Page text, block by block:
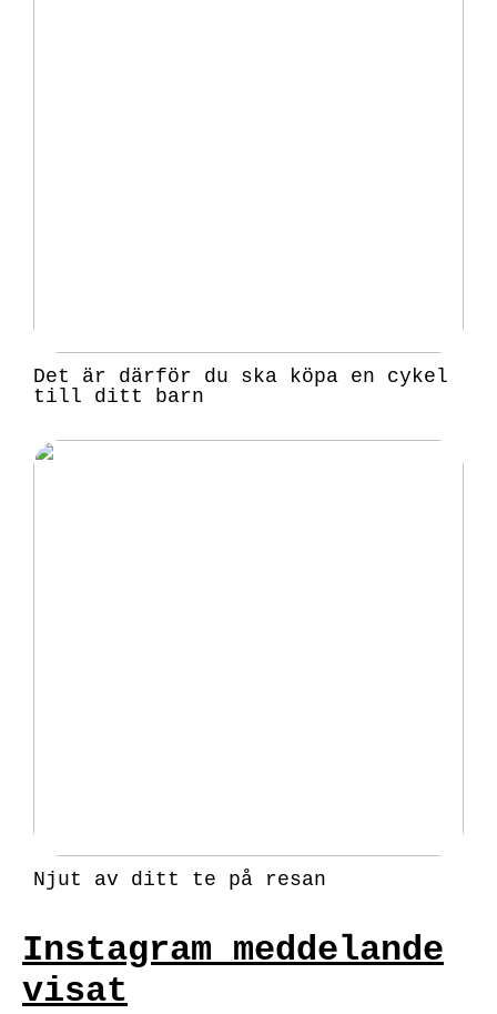
Det är därför du ska köpa en cykel
till ditt barn
Njut av ditt te på resan
Instagram meddelande
visat